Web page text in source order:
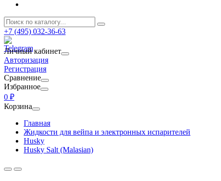
+7 (495) 032-36-63
Личный кабинет
Авторизация
Регистрация
Сравнение
Избранное
0 ₽
Корзина
Главная
Жидкости для вейпа и электронных испарителей
Husky
Husky Salt (Malasian)